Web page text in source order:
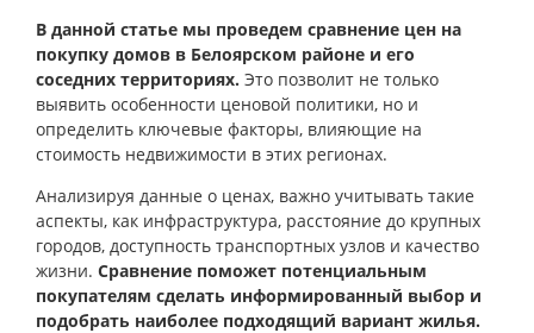
В данной статье мы проведем сравнение цен на
покупку домов в Белоярском районе и его
соседних территориях. Это позволит не только
выявить особенности ценовой политики, но и
определить ключевые факторы, влияющие на
стоимость недвижимости в этих регионах.
Анализируя данные о ценах, важно учитывать такие
аспекты, как инфраструктура, расстояние до крупных
городов, доступность транспортных узлов и качество
жизни. Сравнение поможет потенциальным
покупателям сделать информированный выбор и
подобрать наиболее подходящий вариант жилья.